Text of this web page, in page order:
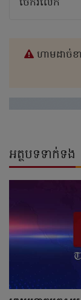
ចែករំលែក
ហាមដាច់ខ
អត្ថបទទាក់ទង